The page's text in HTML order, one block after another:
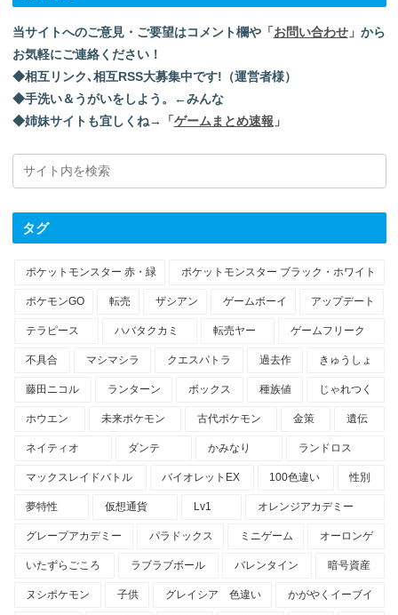
当サイトへのご意見・ご要望はコメント欄や「 お問い合わせ」 から
お気軽にご連絡ください！
◆相互リンク､相互RSS大募集中です!（運営者様）
◆手洗い＆うがいをしよう。←みんな
◆姉妹サイトも宜しくね→
「 ゲームまとめ速報 」
タグ
ポケットモンスター 赤・緑 ポケットモンスター ブラック・ホワイト
ポケモンGO 転売 ザシアン ゲームボーイ アップデート
テラピース ハバタクカミ 転売ヤー ゲームフリーク
不具合 マシマシラ クエスパトラ 過去作 きゅうしょ
藤田ニコル ランターン ボックス 種族値 じゃれつく
ホウエン 未来ポケモン 古代ポケモン 金策 遺伝
ネイティオ ダンテ かみなり ランドロス
マックスレイドバトル バイオレットEX 100色違い 性別
夢特性 仮想通貨 Lv1 オレンジアカデミー
グレープアカデミー パラドックス ミニゲーム オーロンゲ
いたずらごころ ラブラブボール バレンタイン 暗号資産
ヌシポケモン 子供 グレイシア 色違い かがやくイーブイ